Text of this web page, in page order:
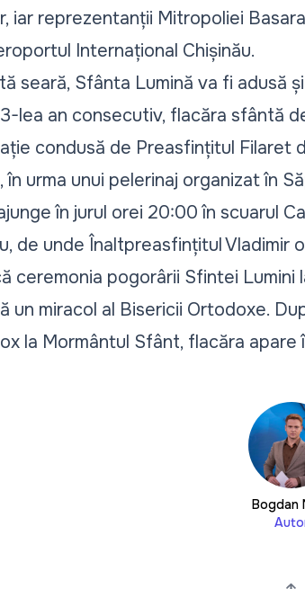
iar reprezentanții Mitropoliei
Internațional Chișinău.
seară, Sfânta Lumină va fi adusă
lea an consecutiv, flacăra sfântă
condusă de Preasfințitul Filaret
în urma unui pelerinaj organizat în
în jurul orei 20:00 în scuarul
de unde Înaltpreasfințitul Vladimir
ceremonia pogorârii Sfintei
un miracol al Bisericii Ortodoxe.
la Mormântul Sfânt, flacăra
Bogdan